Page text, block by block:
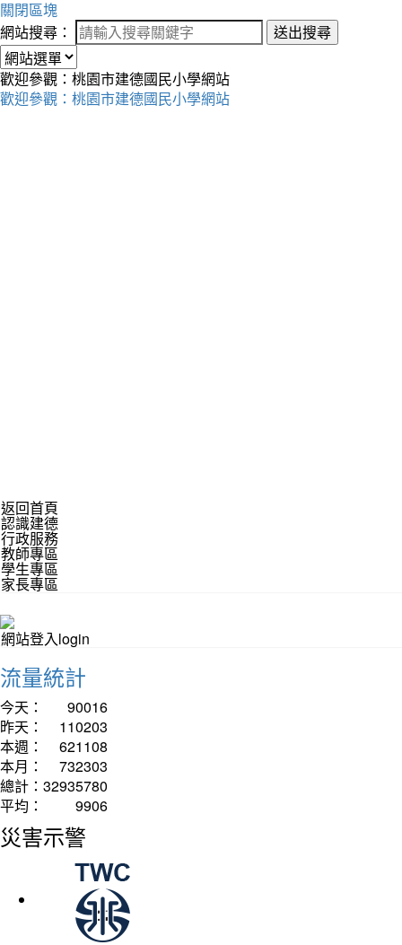
關閉區塊
網站搜尋：
送出搜尋
歡迎參觀：桃園市建德國民小學網站
歡迎參觀：桃園市建德國民小學網站
返回首頁
認識建德
行政服務
教師專區
學生專區
家長專區
網站登入login
流量統計
今天：
90016
昨天：
110203
本週：
621108
本月：
732303
總計： 32935780
平均：
9906
災害示警